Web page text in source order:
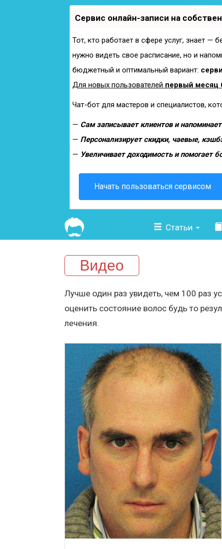
Сервис онлайн-записи на
Тот, кто работает в сфере услуг, знает —
нужно видеть свое расписание, но и
бюджетный и оптимальный вариант:
Для новых пользователей первый месяц
Чат-бот для мастеров и специалистов,
— Сам записывает клиентов и
— Персонализирует скидки, чаевые,
— Увеличивает доходимость и помогает
Начать пользоваться сервисом
Статьи
Видео
Лучше один раз увидеть, чем 100 раз
оценить состояние волос будь то
лечения.